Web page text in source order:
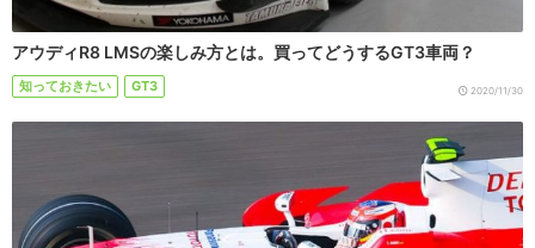
アウディR8 LMSの楽しみ方とは。買ってどうするGT3車両？
知っておきたい GT3 2020/11/30